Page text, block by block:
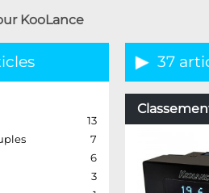
KooLance
13
7
6
3
37